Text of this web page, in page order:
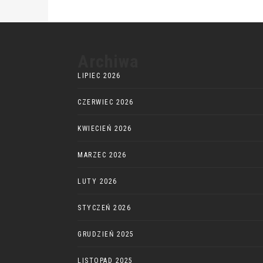
LIPIEC 2026
CZERWIEC 2026
KWIECIEŃ 2026
MARZEC 2026
LUTY 2026
STYCZEŃ 2026
GRUDZIEŃ 2025
LISTOPAD 2025